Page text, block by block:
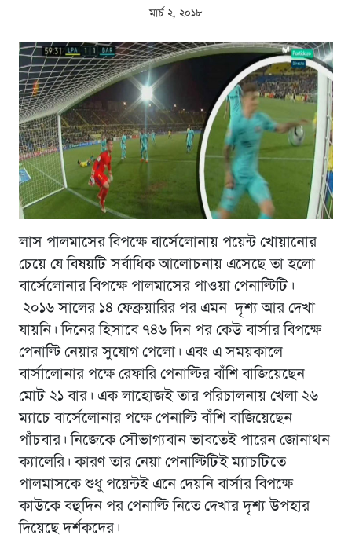
মার্চ ২, ২০১৮
লাস পালমাসের বিপক্ষে বার্সেলোনায় পয়েন্ট খোয়ানোর
চেয়ে যে বিষয়টি সর্বাধিক আলোচনায় এসেছে তা হলো
বার্সেলোনার বিপক্ষে পালমাসের পাওয়া পেনাল্টিটি।
২০১৬ সালের ১৪ ফেব্রুয়ারির পর এমন দৃশ্য আর দেখা
যায়নি। দিনের হিসাবে ৭৪৬ দিন পর কেউ বার্সার বিপক্ষে
পেনাল্টি নেয়ার সুযোগ পেলো। এবং এ সময়কালে
বার্সালোনার পক্ষে রেফারি পেনাল্টির বাঁশি বাজিয়েছেন
মোট ২১ বার। এক লাহোজই তার পরিচালনায় খেলা ২৬
ম্যাচে বার্সেলোনার পক্ষে পেনাল্টি বাঁশি বাজিয়েছেন
পাঁচবার। নিজেকে সৌভাগ্যবান ভাবতেই পারেন জোনাথন
ক্যালেরি। কারণ তার নেয়া পেনাল্টিটিই ম্যাচটিতে
পালমাসকে শুধু পয়েন্টই এনে দেয়নি বার্সার বিপক্ষে
কাউকে বহুদিন পর পেনাল্টি নিতে দেখার দৃশ্য উপহার
দিয়েছে দর্শকদের।